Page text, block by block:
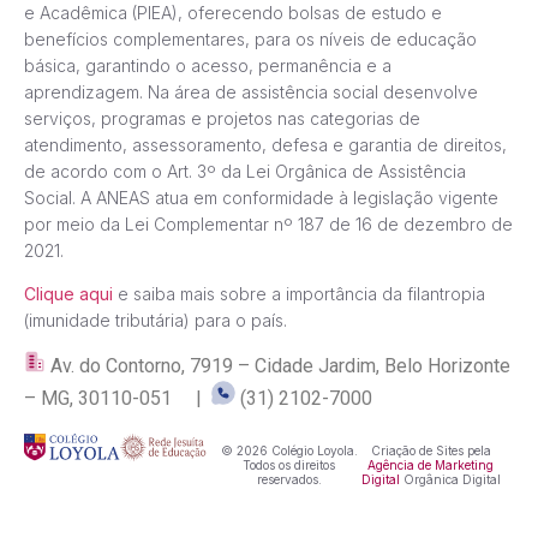
e Acadêmica (PIEA), oferecendo bolsas de estudo e
benefícios complementares, para os níveis de educação
básica, garantindo o acesso, permanência e a
aprendizagem. Na área de assistência social desenvolve
serviços, programas e projetos nas categorias de
atendimento, assessoramento, defesa e garantia de direitos,
de acordo com o Art. 3º da Lei Orgânica de Assistência
Social. A ANEAS atua em conformidade à legislação vigente
por meio da Lei Complementar nº 187 de 16 de dezembro de
2021.
Clique aqui e saiba mais sobre a importância da filantropia
(imunidade tributária) para o país.
Av. do Contorno, 7919 – Cidade Jardim, Belo Horizonte
– MG, 30110-051 |
(31) 2102-7000
© 2026 Colégio Loyola.
Todos os direitos
reservados.
Criação de Sites pela
Agência de Marketing
Digital Orgânica Digital